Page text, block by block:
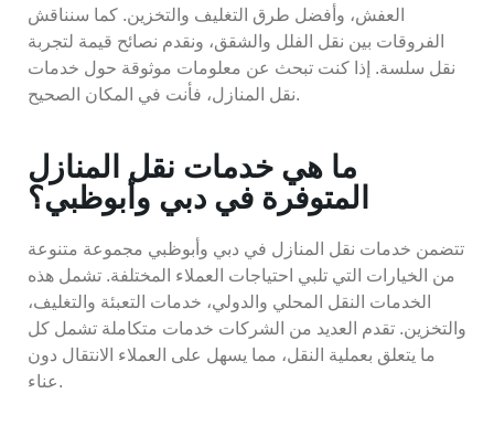
العفش، وأفضل طرق التغليف والتخزين. كما سنناقش
الفروقات بين نقل الفلل والشقق، ونقدم نصائح قيمة لتجربة
نقل سلسة. إذا كنت تبحث عن معلومات موثوقة حول خدمات
نقل المنازل، فأنت في المكان الصحيح.
ما هي خدمات نقل المنازل
المتوفرة في دبي وأبوظبي؟
تتضمن خدمات نقل المنازل في دبي وأبوظبي مجموعة متنوعة
من الخيارات التي تلبي احتياجات العملاء المختلفة. تشمل هذه
الخدمات النقل المحلي والدولي، خدمات التعبئة والتغليف،
والتخزين. تقدم العديد من الشركات خدمات متكاملة تشمل كل
ما يتعلق بعملية النقل، مما يسهل على العملاء الانتقال دون
عناء.